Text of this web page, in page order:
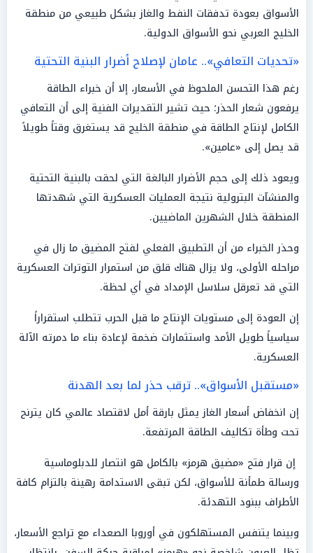
الأسواق بعودة تدفقات النفط والغاز بشكل طبيعي من منطقة
الخليج العربي نحو الأسواق الدولية.
«تحديات التعافي».. عامان لإصلاح أضرار البنية التحتية
رغم هذا التحسن الملحوظ في الأسعار، إلا أن خبراء الطاقة
يرفعون شعار الحذر؛ حيث تشير التقديرات الفنية إلى أن التعافي
الكامل لإنتاج الطاقة في منطقة الخليج قد يستغرق وقتاً طويلاً
قد يصل إلى «عامين».
ويعود ذلك إلى حجم الأضرار البالغة التي لحقت بالبنية التحتية
والمنشآت البترولية نتيجة العمليات العسكرية التي شهدتها
المنطقة خلال الشهرين الماضيين.
وحذر الخبراء من أن التطبيق الفعلي لفتح المضيق ما زال في
مراحله الأولى، ولا يزال هناك قلق من استمرار التوترات العسكرية
التي قد تعرقل سلاسل الإمداد في أي لحظة.
إن العودة إلى مستويات الإنتاج ما قبل الحرب تتطلب استقراراً
سياسياً طويل الأمد واستثمارات ضخمة لإعادة بناء ما دمرته الآلة
العسكرية.
«مستقبل الأسواق».. ترقب حذر لما بعد الهدنة
إن انخفاض أسعار الغاز يمثل بارقة أمل لاقتصاد عالمي كان يترنح
تحت وطأة تكاليف الطاقة المرتفعة.
إن قرار فتح «مضيق هرمز» بالكامل هو انتصار للدبلوماسية
ورسالة طمأنة للأسواق، لكن تبقى الاستدامة رهينة بالتزام كافة
الأطراف ببنود التهدئة.
وبينما يتنفس المستهلكون في أوروبا الصعداء مع تراجع الأسعار،